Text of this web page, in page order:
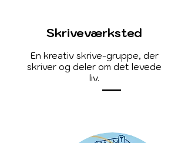
Skriveværksted
En kreativ skrive-gruppe, der
skriver og deler om det levede
liv.